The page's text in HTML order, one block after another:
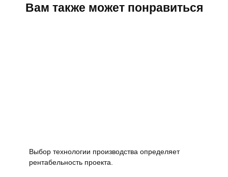
Вам также может понравиться
Выбор технологии производства определяет
рентабельность проекта.